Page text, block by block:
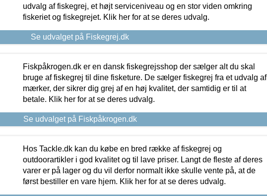
udvalg af fiskegrej, et højt serviceniveau og en stor viden omkring
fiskeriet og fiskegrejet. Klik her for at se deres udvalg.
Se udvalget på Fiskegrej.dk
Fiskpåkrogen.dk er en dansk fiskegrejsshop der sælger alt du skal
bruge af fiskegrej til dine fisketure. De sælger fiskegrej fra et udvalg af
mærker, der sikrer dig grej af en høj kvalitet, der samtidig er til at
betale. Klik her for at se deres udvalg.
Se udvalget på Fiskpåkrogen.dk
Hos Tackle.dk kan du købe en bred række af fiskegrej og
outdoorartikler i god kvalitet og til lave priser. Langt de fleste af deres
varer er på lager og du vil derfor normalt ikke skulle vente på, at de
først bestiller en vare hjem. Klik her for at se deres udvalg.